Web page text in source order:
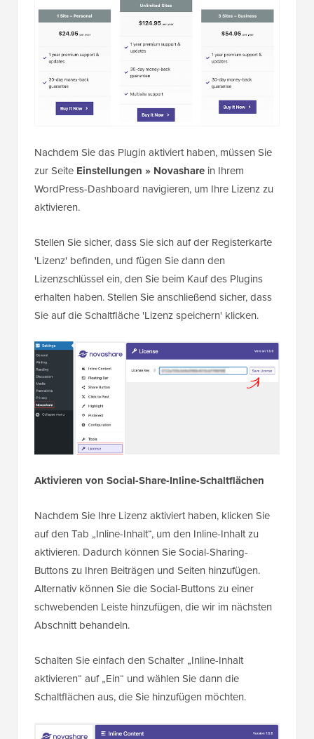
Nachdem Sie das Plugin aktiviert haben, müssen Sie
zur Seite Einstellungen » Novashare in Ihrem
WordPress-Dashboard navigieren, um Ihre Lizenz zu
aktivieren.
Stellen Sie sicher, dass Sie sich auf der Registerkarte
'Lizenz' befinden, und fügen Sie dann den
Lizenzschlüssel ein, den Sie beim Kauf des Plugins
erhalten haben. Stellen Sie anschließend sicher, dass
Sie auf die Schaltfläche 'Lizenz speichern' klicken.
Aktivieren von Social-Share-Inline-Schaltflächen
Nachdem Sie Ihre Lizenz aktiviert haben, klicken Sie
auf den Tab „Inline-Inhalt“, um den Inline-Inhalt zu
aktivieren. Dadurch können Sie Social-Sharing-
Buttons zu Ihren Beiträgen und Seiten hinzufügen.
Alternativ können Sie die Social-Buttons zu einer
schwebenden Leiste hinzufügen, die wir im nächsten
Abschnitt behandeln.
Schalten Sie einfach den Schalter „Inline-Inhalt
aktivieren“ auf „Ein“ und wählen Sie dann die
Schaltflächen aus, die Sie hinzufügen möchten.